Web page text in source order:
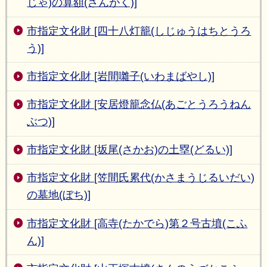
じゃ)の算額(さんがく)]
市指定文化財 [四十八灯籠(しじゅうはちとうろ
う)]
市指定文化財 [岩間囃子(いわまばやし)]
市指定文化財 [安居燈籠念仏(あごとうろうねん
ぶつ)]
市指定文化財 [坂尾(さかお)の土塁(どるい)]
市指定文化財 [笠間氏累代(かさまうじるいだい)
の墓地(ぼち)]
市指定文化財 [高寺(たかでら)第２号古墳(こふ
ん)]